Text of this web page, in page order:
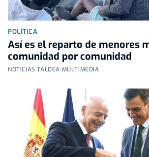
POLÍTICA
Así es el reparto de menores
comunidad por comunidad
NOTICIAS TALDEA MULTIMEDIA